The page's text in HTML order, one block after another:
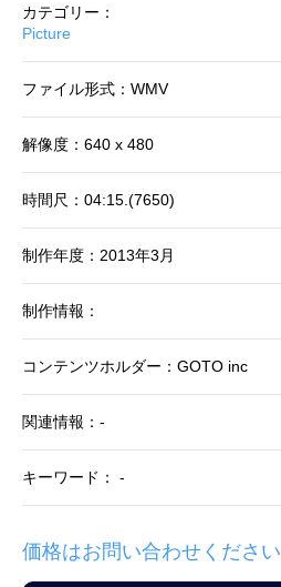
カテゴリー：
Picture
ファイル形式：WMV
解像度：640 x 480
時間尺：04:15.(7650)
制作年度：2013年3月
制作情報：
コンテンツホルダー：GOTO inc
関連情報：-
キーワード： -
価格はお問い合わせください